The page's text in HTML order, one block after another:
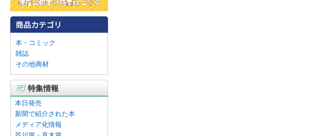
本・コミック
雑誌
その他商材
特集情報
本日発売
新聞で紹介された本
メディア化情報